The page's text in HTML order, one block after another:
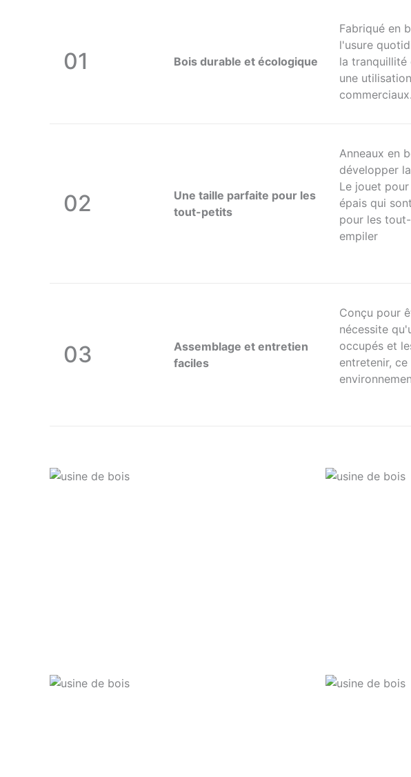
01 Bois durable et écologique
Fabriqué en
l'usure
la tranquillité
une
02
Une taille parfaite pour les
tout-petits
Anneaux en
développer
Le jouet
épais qui
pour les
empiler
03
Assemblage et entretien
faciles
Conçu pour
nécessite
occupés et
entretenir,